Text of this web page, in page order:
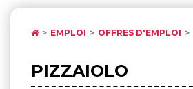
EMPLOI OFFRES D'EMPLOI
PIZZAIOLO